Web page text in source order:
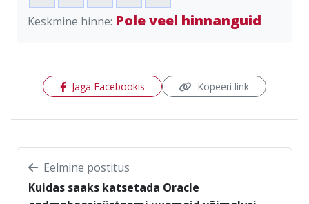
Keskmine hinne: Pole veel hinnanguid
Jaga Facebookis (avaneb uues aknas)
Kopeeri link
Eelmine postitus
Kuidas saaks katsetada Oracle